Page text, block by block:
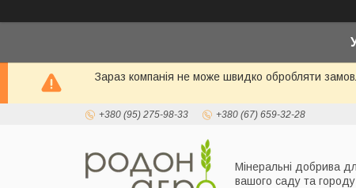
Зараз компанія не може швидко обробляти
+380 (95) 275-98-33 +380 (67) 659-32-28
Мінеральні добрива
вашого саду та городу